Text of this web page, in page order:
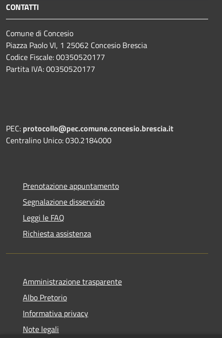
CONTATTI
Comune di Concesio
Piazza Paolo VI, 1 25062 Concesio Brescia
Codice Fiscale: 00350520177
Partita IVA: 00350520177
PEC: protocollo@pec.comune.concesio.brescia.it
Centralino Unico: 030.2184000
Prenotazione appuntamento
Segnalazione disservizio
Leggi le FAQ
Richiesta assistenza
Amministrazione trasparente
Albo Pretorio
Informativa privacy
Note legali